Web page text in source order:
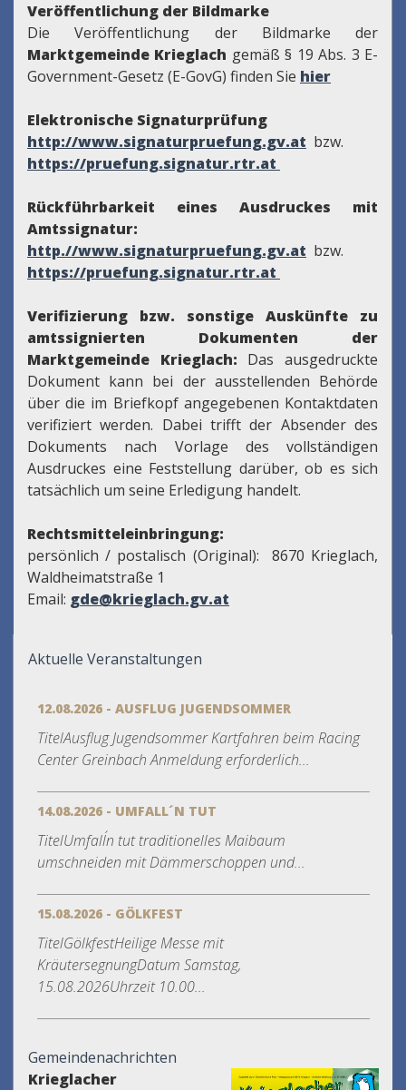
Veröffentlichung der Bildmarke
Die Veröffentlichung der Bildmarke der
Marktgemeinde Krieglach gemäß § 19 Abs. 3 E-
Government-Gesetz (E-GovG) finden Sie hier
Elektronische Signaturprüfung
http://www.signaturpruefung.gv.at bzw.
https://pruefung.signatur.rtr.at
Rückführbarkeit eines Ausdruckes mit
Amtssignatur:
http.//www.signaturpruefung.gv.at bzw.
https://pruefung.signatur.rtr.at
Verifizierung bzw. sonstige Auskünfte zu
amtssignierten Dokumenten der
Marktgemeinde Krieglach: Das ausgedruckte
Dokument kann bei der ausstellenden Behörde
über die im Briefkopf angegebenen Kontaktdaten
verifiziert werden. Dabei trifft der Absender des
Dokuments nach Vorlage des vollständigen
Ausdruckes eine Feststellung darüber, ob es sich
tatsächlich um seine Erledigung handelt.
Rechtsmitteleinbringung:
persönlich / postalisch (Original): 8670 Krieglach,
Waldheimatstraße 1
Email: gde@krieglach.gv.at
Aktuelle Veranstaltungen
12.08.2026 - AUSFLUG JUGENDSOMMER
TitelAusflug Jugendsommer Kartfahren beim Racing
Center Greinbach Anmeldung erforderlich...
14.08.2026 - UMFALL´N TUT
TitelUmfall´n tut traditionelles Maibaum
umschneiden mit Dämmerschoppen und...
15.08.2026 - GÖLKFEST
TitelGölkfestHeilige Messe mit
KräutersegnungDatum Samstag,
15.08.2026Uhrzeit 10.00...
Gemeindenachrichten
Krieglacher